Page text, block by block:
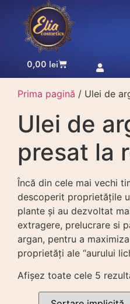
0,00 lei
Prima pagină / Ulei de
Ulei de
presat la
Încă din cele mai vechi
descoperit proprietățile
plante și au dezvoltat
extragere, prelucrare si
argan, pentru a
proprietăți ale “aurului
Afișez toate cele 5